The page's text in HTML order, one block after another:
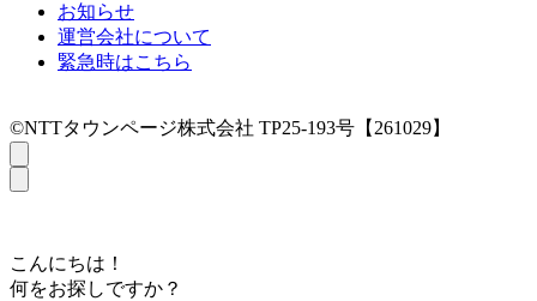
お知らせ
運営会社について
緊急時はこちら
©NTTタウンページ株式会社 TP25-193号【261029】
こんにちは！
何をお探しですか？